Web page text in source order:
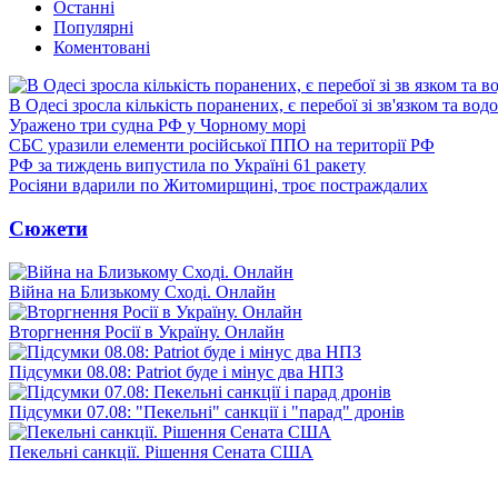
Останні
Популярні
Коментовані
В Одесі зросла кількість поранених, є перебої зі зв'язком та
Уражено три судна РФ у Чорному морі
СБС уразили елементи російської ППО на території РФ
РФ за тиждень випустила по Україні 61 ракету
Росіяни вдарили по Житомирщині, троє постраждалих
Сюжети
Війна на Близькому Сході. Онлайн
Вторгнення Росії в Україну. Онлайн
Підсумки 08.08: Patriot буде і мінус два НПЗ
Підсумки 07.08: "Пекельні" санкції і "парад" дронів
Пекельні санкції. Рішення Сената США